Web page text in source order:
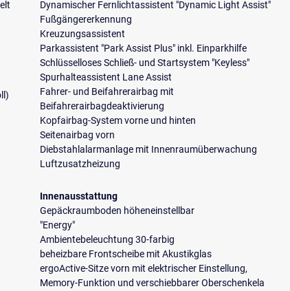
Dynamischer Fernlichtassistent "Dynamic Light Assist"
Fußgängererkennung
Kreuzungsassistent
Parkassistent "Park Assist Plus" inkl. Einparkhilfe
Schlüsselloses Schließ- und Startsystem "Keyless"
Spurhalteassistent Lane Assist
Fahrer- und Beifahrerairbag mit
Beifahrerairbagdeaktivierung
Kopfairbag-System vorne und hinten
Seitenairbag vorn
Diebstahlalarmanlage mit Innenraumüberwachung
Luftzusatzheizung
Innenausstattung
Gepäckraumboden höheneinstellbar
"Energy"
Ambientebeleuchtung 30-farbig
beheizbare Frontscheibe mit Akustikglas
ergoActive-Sitze vorn mit elektrischer Einstellung,
Memory-Funktion und verschiebbarer Oberschenkela